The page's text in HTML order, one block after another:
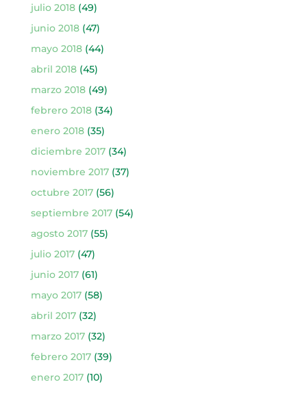
julio 2018(49)
junio 2018(47)
mayo 2018(44)
abril 2018(45)
marzo 2018(49)
febrero 2018(34)
enero 2018(35)
diciembre 2017(34)
noviembre 2017(37)
octubre 2017(56)
septiembre 2017(54)
agosto 2017(55)
julio 2017(47)
junio 2017(61)
mayo 2017(58)
abril 2017(32)
marzo 2017(32)
febrero 2017(39)
enero 2017(10)